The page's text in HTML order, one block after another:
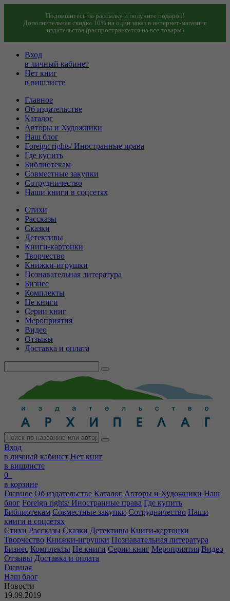
Подпишитесь на рассылку и получите подарок!
Дополнительная скидка 10% на один заказ в интернет-магазине
издательства (распространяется на все товары)
Вход
в личный кабинет
Нет книг
в вишлисте
Главное
Об издательстве
Каталог
Авторы и Художники
Наш блог
Foreign rights/ Иностранные права
Где купить
Библиотекам
Совместные закупки
Сотрудничество
Наши книги в соцсетях
Стихи
Рассказы
Сказки
Детективы
Книги-картонки
Творчество
Книжки-игрушки
Познавательная литература
Бизнес
Комплекты
Не книги
Серии книг
Мероприятия
Видео
Отзывы
Доставка и оплата
Вход
в личный кабинет Нет книг
в вишлисте
0
в корзине
Главное Об издательстве Каталог Авторы и Художники Наш
блог Foreign rights/ Иностранные права Где купить
Библиотекам Совместные закупки Сотрудничество Наши
книги в соцсетях
Стихи Рассказы Сказки Детективы Книги-картонки
Творчество Книжки-игрушки Познавательная литература
Бизнес Комплекты Не книги Серии книг Мероприятия Видео
Отзывы Доставка и оплата
Главная
Наш блог
Новости
19.09.2019